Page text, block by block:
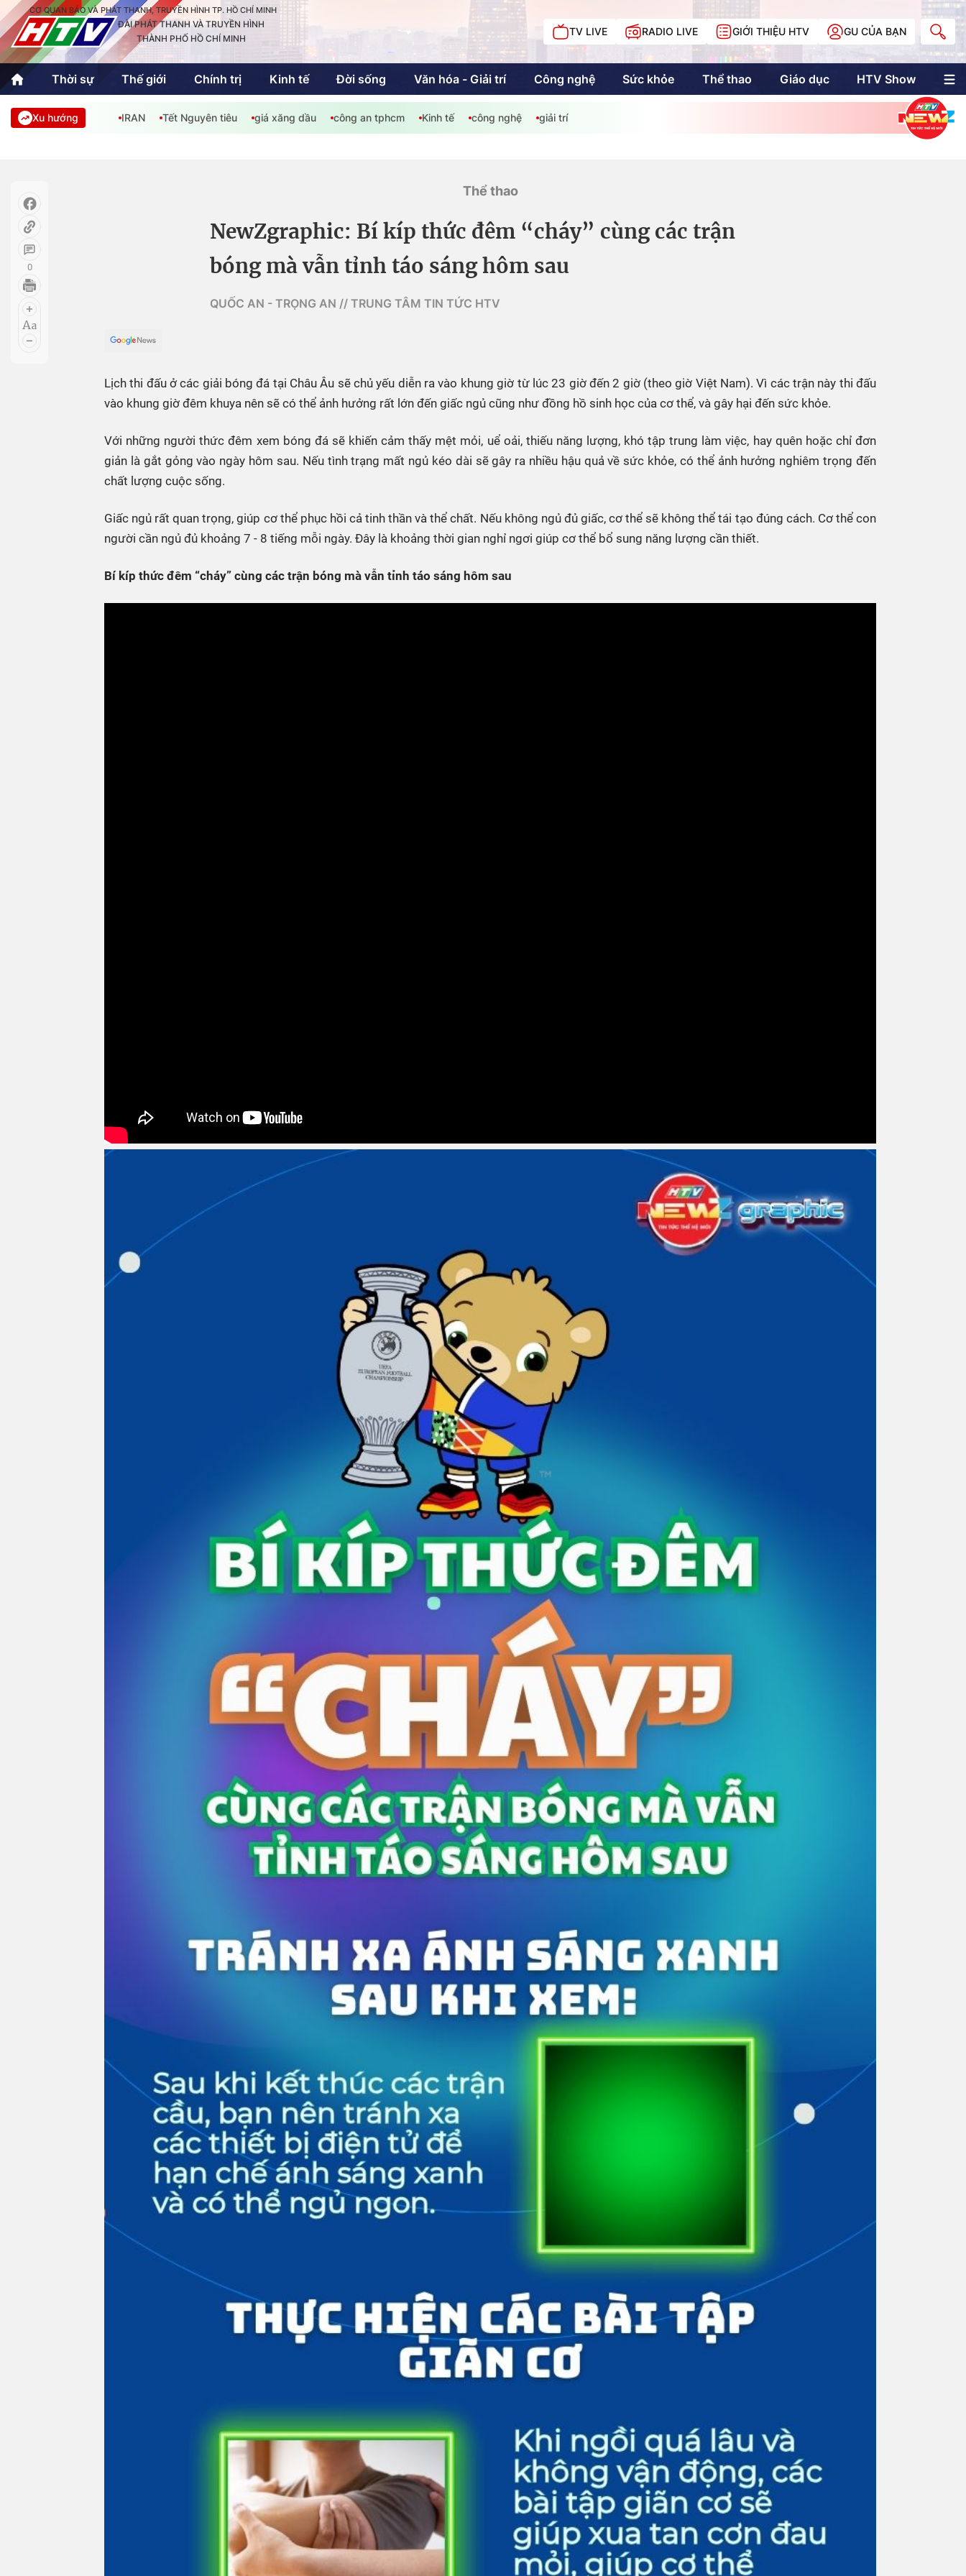
CƠ QUAN BÁO VÀ PHÁT THANH, TRUYỀN HÌNH TP. HỒ CHÍ MINH
ĐÀI PHÁT THANH VÀ TRUYỀN HÌNH
THÀNH PHỐ HỒ CHÍ MINH
TV LIVE RADIO LIVE GIỚI THIỆU HTV GU CỦA BẠN
Thời sự Thế giới Chính trị Kinh tế Đời sống Văn hóa - Giải trí Công nghệ Sức khỏe Thể thao Giáo dục HTV Show
Thời sự
Thể thao
Văn hóa - Giải trí
Giáo dục Kinh tế
An Sinh Sách hay cuối tuần Thế giới Sức khỏe Đời sống
Kinh doanh Phóng sự
Sự kiện quan tâm
Hồ Chí Minh
Chuyển đổi số
ngủ
Chậm
Mái ấm gia đình
Các chương trình
Phim tài liệu
Ngày hội HTV
Innovation Fest
Chung một tấm
lòng
Cúp Truyền hình
Cuộc đua offroad
SEA Games 33
Multimedia
Multiform
Xu hướng IRAN Tết Nguyên tiêu giá xăng dầu công an tphcm Kinh tế công nghệ giải trí
0
Thể thao
NewZgraphic: Bí kíp thức đêm “cháy” cùng các trận
bóng mà vẫn tỉnh táo sáng hôm sau
QUỐC AN - TRỌNG AN // TRUNG TÂM TIN TỨC HTV
Lịch thi đấu ở các giải bóng đá tại Châu Âu sẽ chủ yếu diễn ra vào khung giờ từ lúc 23 giờ đến 2 giờ (theo giờ Việt Nam). Vì các trận này thi đấu
vào khung giờ đêm khuya nên sẽ có thể ảnh hưởng rất lớn đến giấc ngủ cũng như đồng hồ sinh học của cơ thể, và gây hại đến sức khỏe.
Với những người thức đêm xem bóng đá sẽ khiến cảm thấy mệt mỏi, uể oải, thiếu năng lượng, khó tập trung làm việc, hay quên hoặc chỉ đơn
giản là gắt gỏng vào ngày hôm sau. Nếu tình trạng mất ngủ kéo dài sẽ gây ra nhiều hậu quả về sức khỏe, có thể ảnh hưởng nghiêm trọng đến
chất lượng cuộc sống.
Giấc ngủ rất quan trọng, giúp cơ thể phục hồi cả tinh thần và thể chất. Nếu không ngủ đủ giấc, cơ thể sẽ không thể tái tạo đúng cách. Cơ thể con
người cần ngủ đủ khoảng 7 - 8 tiếng mỗi ngày. Đây là khoảng thời gian nghỉ ngơi giúp cơ thể bổ sung năng lượng cần thiết.
Bí kíp thức đêm “cháy” cùng các trận bóng mà vẫn tỉnh táo sáng hôm sau